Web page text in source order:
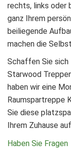
rechts, links oder
ganz Ihrem
beiliegende
machen die
Schaffen Sie sich
Starwood
haben wir eine
Raumspartreppe
Sie diese
Ihrem Zuhause
Haben Sie Fragen